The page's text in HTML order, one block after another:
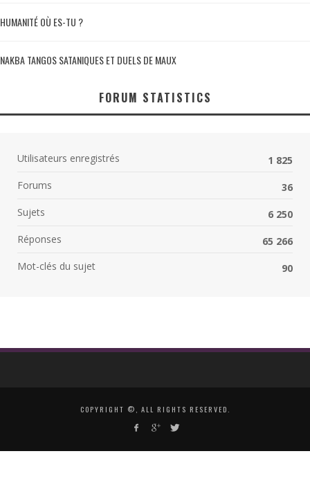
HUMANITÉ OÙ ES-TU ?
NAKBA TANGOS SATANIQUES ET DUELS DE MAUX
FORUM STATISTICS
Utilisateurs enregistrés
1 825
Forums
36
Sujets
6 250
Réponses
65 266
Mot-clés du sujet
90
COPYRIGHT ©, ALL RIGHTS RESERVED.